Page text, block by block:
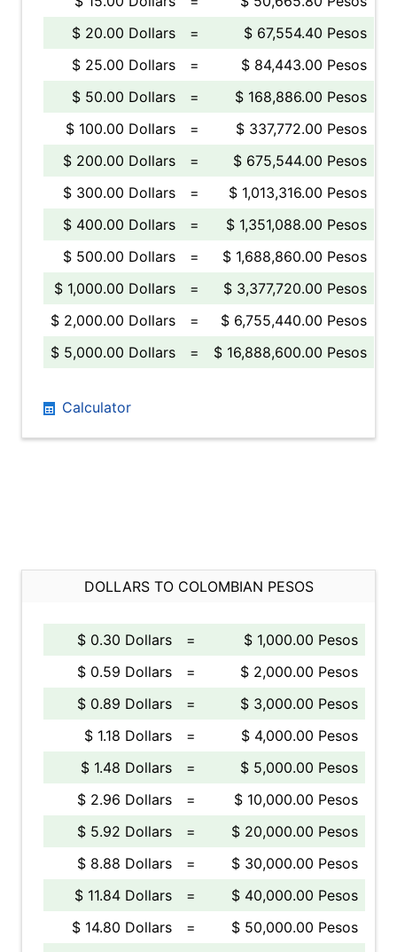
$ 20.00 Dollars
=
$ 67,554.40 Pesos
$ 25.00 Dollars
=
$ 84,443.00 Pesos
$ 50.00 Dollars
=
$ 168,886.00 Pesos
$ 100.00 Dollars
=
$ 337,772.00 Pesos
$ 200.00 Dollars
=
$ 675,544.00 Pesos
$ 300.00 Dollars
=
$ 1,013,316.00 Pesos
$ 400.00 Dollars
=
$ 1,351,088.00 Pesos
$ 500.00 Dollars
=
$ 1,688,860.00 Pesos
$ 1,000.00 Dollars
=
$ 3,377,720.00 Pesos
$ 2,000.00 Dollars
=
$ 6,755,440.00 Pesos
$ 5,000.00 Dollars
= $ 16,888,600.00 Pesos
Calculator
DOLLARS TO COLOMBIAN PESOS
$ 0.30 Dollars =
$ 1,000.00 Pesos
$ 0.59 Dollars
=
$ 2,000.00 Pesos
$ 0.89 Dollars
=
$ 3,000.00 Pesos
$ 1.18 Dollars
=
$ 4,000.00 Pesos
$ 1.48 Dollars
=
$ 5,000.00 Pesos
$ 2.96 Dollars
=
$ 10,000.00 Pesos
$ 5.92 Dollars
=
$ 20,000.00 Pesos
$ 8.88 Dollars
=
$ 30,000.00 Pesos
$ 11.84 Dollars
=
$ 40,000.00 Pesos
$ 14.80 Dollars
=
$ 50,000.00 Pesos